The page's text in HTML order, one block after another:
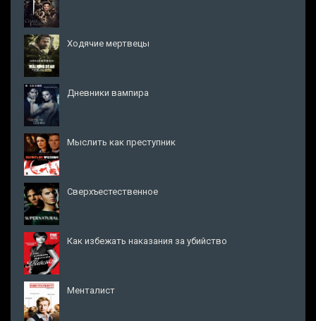
Ходячие мертвецы
Дневники вампира
Мыслить как преступник
Сверхъестественное
Как избежать наказания за убийство
Менталист